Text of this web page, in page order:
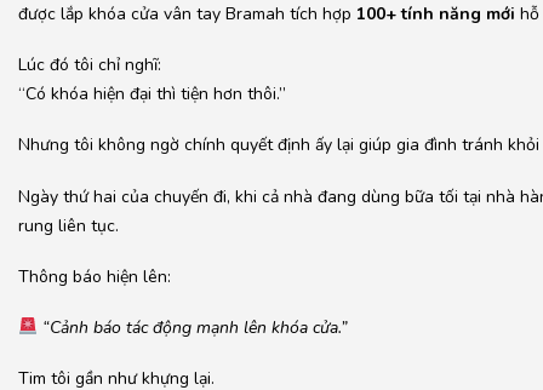
được lắp khóa cửa vân tay Bramah tích hợp 100+ tính năng mới
Lúc đó tôi chỉ nghĩ:
“Có khóa hiện đại thì tiện hơn thôi.”
Nhưng tôi không ngờ chính quyết định ấy lại giúp gia đình tránh
Ngày thứ hai của chuyến đi, khi cả nhà đang dùng bữa tối tại nhà
rung liên tục.
Thông báo hiện lên:
“Cảnh báo tác động mạnh lên khóa cửa.”
Tim tôi gần như khựng lại.